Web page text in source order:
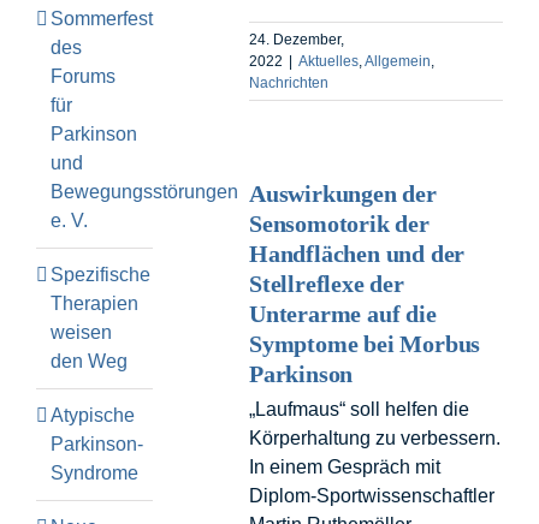
24. Dezember,
2022 | Aktuelles Allgemein
Nachrichten
Auswirkungen der
Sensomotorik der
Handflächen und der
Stellreflexe der
Unterarme auf die
Symptome bei Morbus
Parkinson
„Laufmaus“ soll helfen die
Körperhaltung zu verbessern.
In einem Gespräch mit
Diplom-Sportwissenschaftler
Sommerfest
des
Forums
für
Parkinson
und
Bewegungsstörungen
e. V.
Spezifische
Therapien
weisen
den Weg
Atypische
Parkinson-
Syndrome